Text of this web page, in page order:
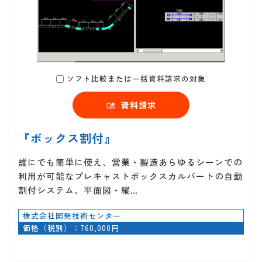
ソフト比較または一括資料請求の対象
資料請求
『ボックス割付』
誰にでも簡単に使え、営業・製造あらゆるシーンでの
利用が可能なプレキャストボックスカルバートの自動
割付システム。平面図・縦…
株式会社開発技術センター
価格（税別）：760,000円